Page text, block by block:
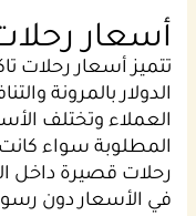
أسعار
تتميز أسعار رحلات
الدولار بالمرونة
العملاء وتختلف
المطلوبة سواء
رحلات قصيرة داخل
في الأسعار دون